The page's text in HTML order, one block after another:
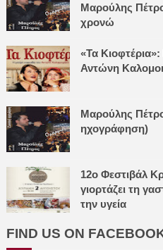
Μαρούλης
χρονώ
«Τα
Αντώνη
Μαρούλης
ηχογράφηση)
12ο Φεστιβάλ
γιορτάζει τη
την υγεία
FIND US ON